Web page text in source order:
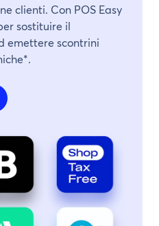
clienti. Con POS Easy
sostituire il
emettere scontrini